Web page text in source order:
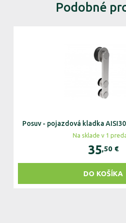
Podobné
Posuv - pojazdová kladka
Na sklade v 1
35,50 €
DO KOŠÍKA